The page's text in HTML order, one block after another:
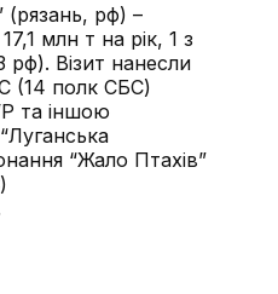
(рязань, рф) –
млн т на рік, 1 з
Візит нанесли
(14 полк СБС)
та іншою
“Жало Птахів”